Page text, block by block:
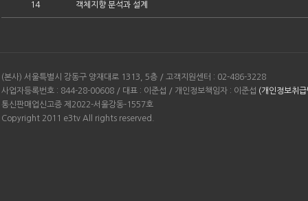
14 객체지향 분석과 설계
(본사) 서울특별시 강동구 양재대로 1313, 5층 / 고객지원센터 : 02-486-3228
사업자등록번호 : 844-28-00608 / 대표 : 이준섭 / 개인정보책임자 : 이준섭 (개인정보취
통신판매업신고증 제2022-서울강동-1557호
Copyright 2011 e3tv All rights reserved.